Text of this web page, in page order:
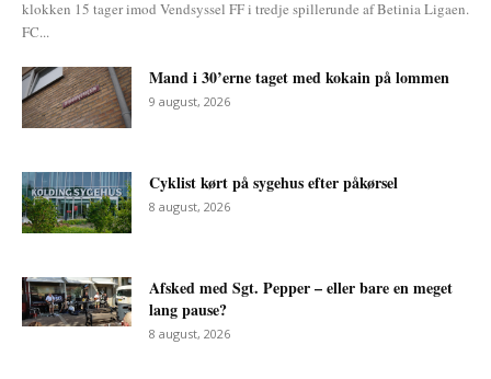
klokken 15 tager imod Vendsyssel FF i tredje spillerunde af Betinia Ligaen.
FC...
Mand i 30’erne taget med kokain på lommen
9 august, 2026
Cyklist kørt på sygehus efter påkørsel
8 august, 2026
Afsked med Sgt. Pepper – eller bare en meget
lang pause?
8 august, 2026